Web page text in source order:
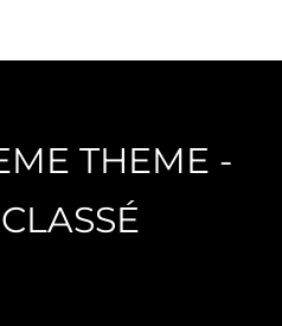
THEME -